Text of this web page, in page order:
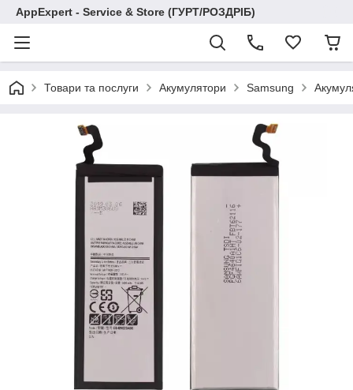
AppExpert - Service & Store (ГУРТ/РОЗДРІБ)
Товари та послуги Акумулятори Samsung